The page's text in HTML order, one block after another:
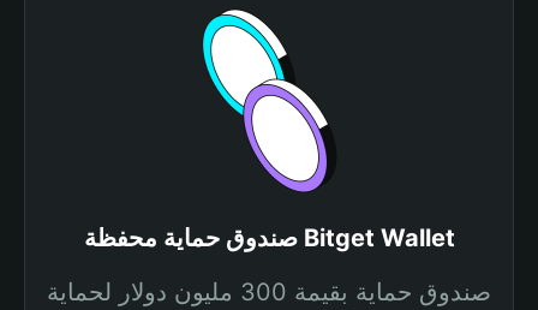
صندوق حماية محفظة Bitget Wallet
صندوق حماية بقيمة 300 مليون دولار لحماية